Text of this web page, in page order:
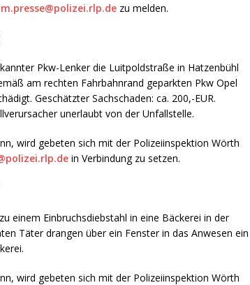
zu melden.
Pkw-Lenker die Luitpoldstraße in Hatzenbühl
am rechten Fahrbahnrand geparkten Pkw Opel
Geschätzter Sachschaden: ca. 200,-EUR.
unerlaubt von der Unfallstelle.
wird gebeten sich mit der Polizeiinspektion Wörth
in Verbindung zu setzen.
einem Einbruchsdiebstahl in eine Bäckerei in der
Täter drangen über ein Fenster in das Anwesen ein
wird gebeten sich mit der Polizeiinspektion Wörth